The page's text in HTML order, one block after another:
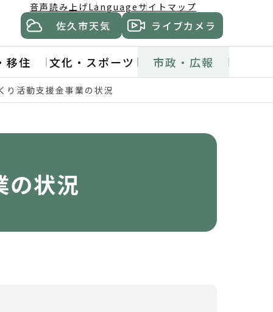
音声読み上げLanguage サイトマップ
佐久市天気 ライブカメラ
移住 文化・スポーツ 市政・広報
活動支援金事業の状況
状況